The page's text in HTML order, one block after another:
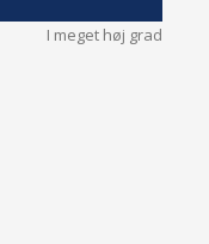
I meget høj grad